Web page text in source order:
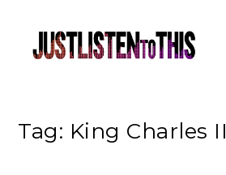
Tag: King Charles II